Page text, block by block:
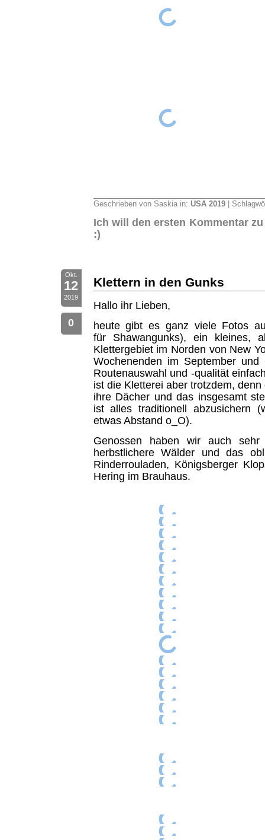
Geschrieben von Saskia in: USA 2019|
Ich will den ersten Kommentar
:)
Okt.
12
2019
0
Klettern in den Gunks
Hallo ihr Lieben,
heute gibt es ganz viele Fotos
für Shawangunks), ein kleines,
Klettergebiet im Norden von New
Wochenenden im September
Routenauswahl und -qualität
ist die Kletterei aber trotzdem,
ihre Dächer und das insgesamt
ist alles traditionell abzusichern
etwas Abstand o_O).
Genossen haben wir auch
herbstlichere Wälder und das
Rinderrouladen, Königsberger
Hering im Brauhaus.